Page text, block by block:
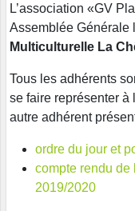
L’association «GV
Assemblée Générale
Multiculturelle La
Tous les adhérents
se faire représenter à
autre adhérent
ordre du jour et
compte rendu de
2019/2020